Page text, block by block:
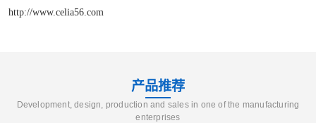
http://www.celia56.com
产品推荐
Development, design, production and sales in one of the manufacturing
enterprises